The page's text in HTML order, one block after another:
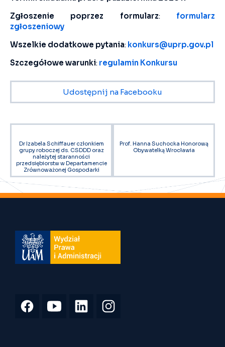
Zgłoszenie poprzez formularz: formularz
zgłoszeniowy
Wszelkie dodatkowe pytania: konkurs@uprp.gov.pl
Szczegółowe warunki: regulamin Konkursu
Udostępnij na Facebooku
Dr Izabela Schiffauer członkiem
grupy roboczej ds. CSDDD oraz
należytej staranności
przedsiębiorstw w Departamencie
Zrównoważonej Gospodarki
Prof. Hanna Suchocka Honorową
Obywatelką Wrocławia